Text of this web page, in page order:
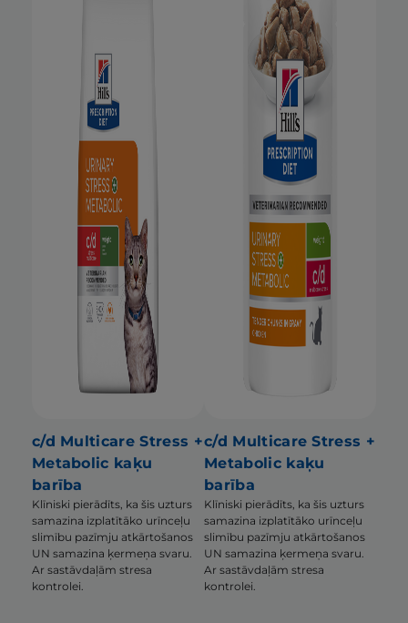
c/d Multicare Stress +
Metabolic kaķu
barība
Klīniski pierādīts, ka šis uzturs
samazina izplatītāko urīnceļu
slimību pazīmju atkārtošanos
UN samazina ķermeņa svaru.
Ar sastāvdaļām stresa
kontrolei.
c/d Multicare Stress +
Metabolic kaķu
barība
Klīniski pierādīts, ka šis uzturs
samazina izplatītāko urīnceļu
slimību pazīmju atkārtošanos
UN samazina ķermeņa svaru.
Ar sastāvdaļām stresa
kontrolei.